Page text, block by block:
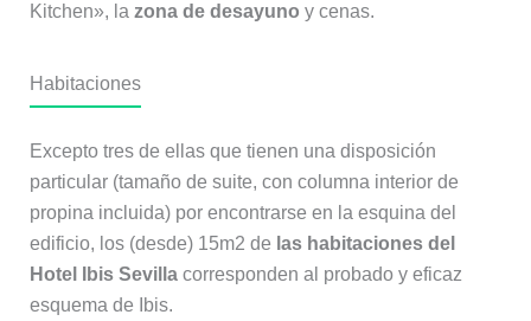
Kitchen», la zona de desayuno y cenas.
Habitaciones
Excepto tres de ellas que tienen una disposición
particular (tamaño de suite, con columna interior de
propina incluida) por encontrarse en la esquina del
edificio, los (desde) 15m2 de las habitaciones del
Hotel Ibis Sevillacorresponden al probado y eficaz
esquema de Ibis.